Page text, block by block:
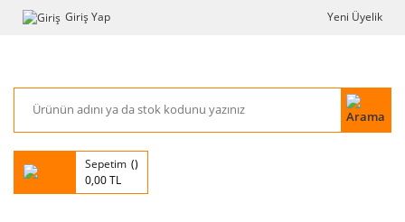
Giriş Yap Yeni Üyelik
Sepetim
0,00 TL